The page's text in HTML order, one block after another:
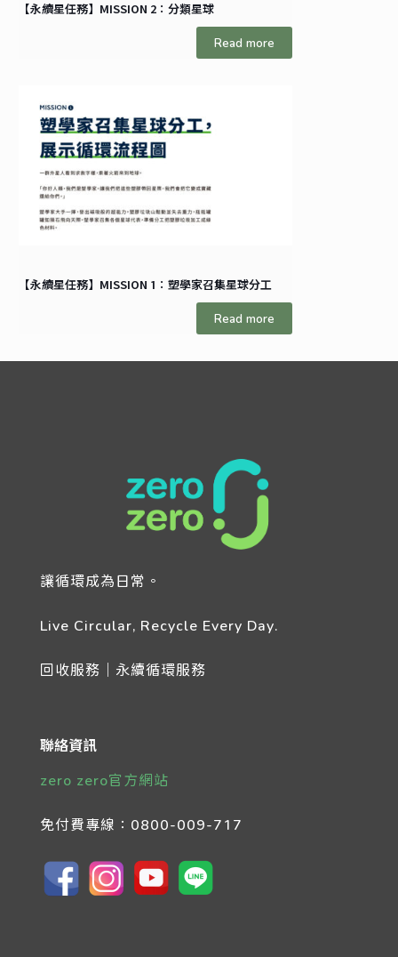
【永續星任務】MISSION 2：分類星球
Read more
【永續星任務】MISSION 1：塑學家召集星球分工
Read more
讓循環成為日常。
Live Circular, Recycle Every Day.
回收服務｜永續循環服務
聯絡資訊
zero zero官方網站
免付費專線： 0800-009-717